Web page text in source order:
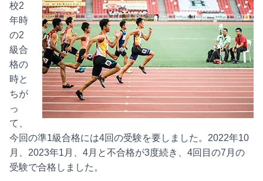
校2
年時
の2
級合
格の
時と
ちが
っ
て、
今回の準1級合格には4回の受験を要しました。2022年10
月、2023年1月、4月と不合格が3度続き、4回目の7月の
受験で合格しました。